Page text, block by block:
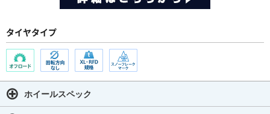
タイヤタイプ
ホイールスペック